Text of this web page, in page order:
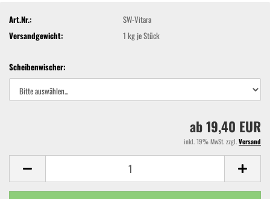
Art.Nr.:
SW-Vitara
Versandgewicht:
1 kg je Stück
Scheibenwischer:
ab 19,40 EUR
inkl. 19% MwSt. zzgl.Versand